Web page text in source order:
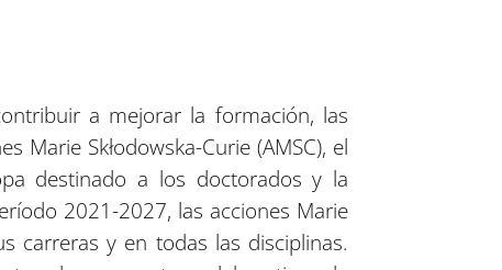
a mejorar la formación, las
Marie Skłodowska-Curie (AMSC), el
destinado a los doctorados y la
2021-2027, las acciones Marie
carreras y en todas las disciplinas.